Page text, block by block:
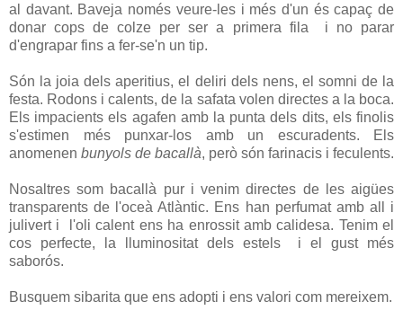
al davant. Baveja només veure-les i més d'un és capaç de
donar cops de colze per ser a primera fila i no parar
d'engrapar fins a fer-se'n un tip.
Són la joia dels aperitius, el deliri dels nens, el somni de la
festa. Rodons i calents, de la safata volen directes a la boca.
Els impacients els agafen amb la punta dels dits, els finolis
s'estimen més punxar-los amb un escuradents. Els
anomenen bunyols de bacallà, però són farinacis i feculents.
Nosaltres som bacallà pur i venim directes de les aigües
transparents de l'oceà Atlàntic. Ens han perfumat amb all i
julivert i l'oli calent ens ha enrossit amb calidesa. Tenim el
cos perfecte, la lluminositat dels estels i el gust més
saborós.
Busquem sibarita que ens adopti i ens valori com mereixem.